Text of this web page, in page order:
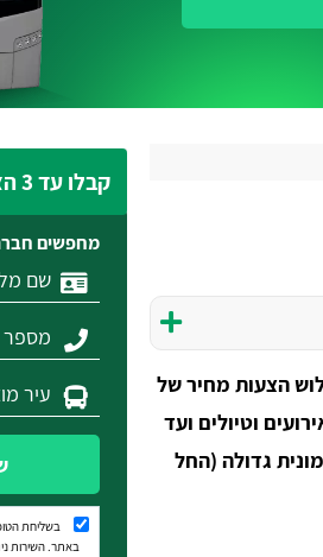
הצעות מחיר של
וטיולים ועד
גדולה (החל
קבלו עד 3 הצעות מחיר
מחפשים
בשליחת
באתר. השירות